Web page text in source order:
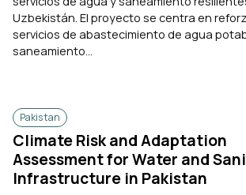
Uzbekistán. El proyecto se centra en
servicios de abastecimiento de agua
saneamiento...
Pakistan
Climate Risk and Adaptation
Assessment for Water and
Infrastructure in Pakistan